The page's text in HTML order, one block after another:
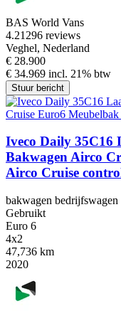
BAS World Vans
4.21296 reviews
Veghel, Nederland
€ 28.900
€ 34.969 incl. 21% btw
Stuur bericht
Iveco Daily 35C16
Bakwagen Airco
Airco Cruise
bakwagen bedrijfswagen
Gebruikt
Euro 6
4x2
47,736 km
2020